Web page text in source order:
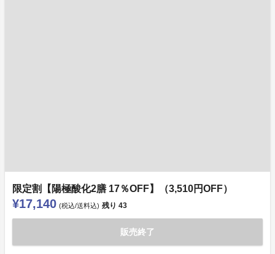
限定割【陽極酸化2膳 17％OFF】（3,510円OFF）
¥17,140 (税込/送料込) 残り 43
販売終了